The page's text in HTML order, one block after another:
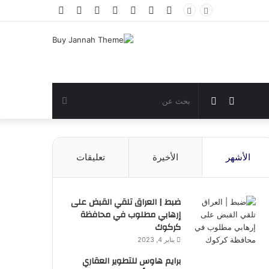
مقال تسجيل
انستقرام يوتيوب تويتر
فيسبوك
عن
الوضع
المظلم
مقال
عشوائي
الأشهر الأخيرة تعليقات
ضبط | العراق تلقي القبض على
إرهابي مطلوب في محافظة
كركوك
يناير 4, 2023
برايم هاوس للتطوير العقاري